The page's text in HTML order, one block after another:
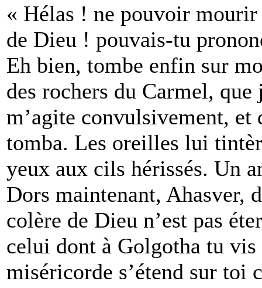
« Hélas ! ne pouvoir
de Dieu ! pouvais-tu
Eh bien, tombe enfin sur
des rochers du Carmel,
m’agite convulsivement,
tomba. Les oreilles lui
yeux aux cils hérissés. Un
Dors maintenant, Ahasver,
colère de Dieu n’est pas
celui dont à Golgotha tu
miséricorde s’étend sur toi